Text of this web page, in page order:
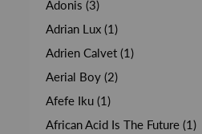
Adonis (3)
Adrian Lux (1)
Adrien Calvet (1)
Aerial Boy (2)
Afefe Iku (1)
African Acid Is The Future (1)